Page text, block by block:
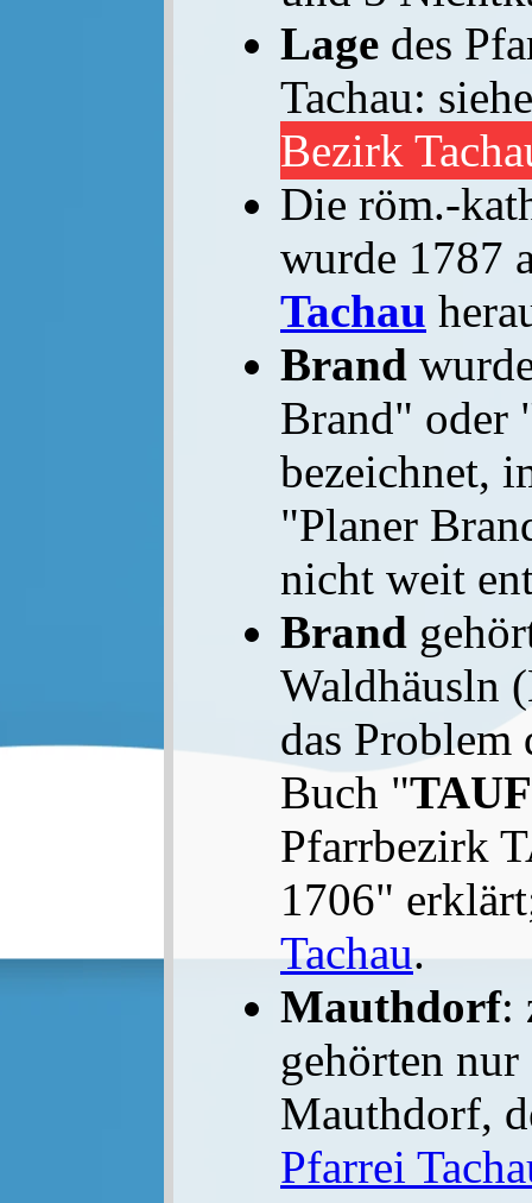
Lage des
Tachau:
Bezirk
Die röm.-
wurde 1787
Tachau
Brand
Brand" oder
bezeichnet,
"Planer
nicht weit
Brand
Waldhäusln
das
Buch "
Pfarrbezirk
1706"
Tachau.
Mauthdorf:
gehörten
Mauthdorf,
Pfarrei